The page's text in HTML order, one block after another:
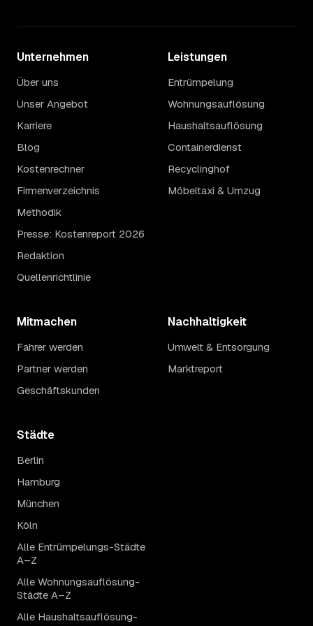
Unternehmen
Über uns
Unser Angebot
Karriere
Blog
Kostenrechner
Firmenverzeichnis
Methodik
Presse: Kostenreport 2026
Redaktion
Quellenrichtlinie
Leistungen
Entrümpelung
Wohnungsauflösung
Haushaltsauflösung
Containerdienst
Recyclinghof
Möbeltaxi & Umzug
Mitmachen
Fahrer werden
Partner werden
Geschäftskunden
Nachhaltigkeit
Umwelt & Entsorgung
Marktreport
Städte
Berlin
Hamburg
München
Köln
Alle Entrümpelungs-Städte
A–Z
Alle Wohnungsauflösung-
Städte A–Z
Alle Haushaltsauflösung-